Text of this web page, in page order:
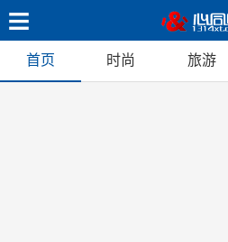
首页 时尚 旅游